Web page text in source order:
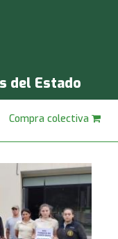
del Estado
Compra colectiva